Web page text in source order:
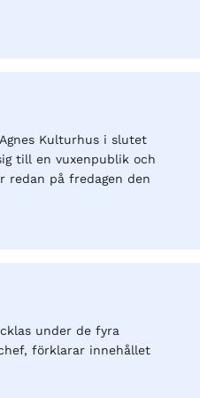
Kulturhus i slutet
till en vuxenpublik och
redan på fredagen den
under de fyra
förklarar innehållet